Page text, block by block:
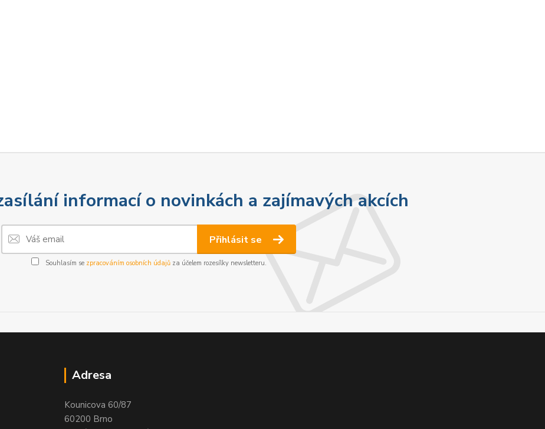
informací o novinkách a zajímavých akcích
Přihlásit se
Souhlasím se zpracováním osobních údajůza účelem rozesílky newsletteru.
Adresa
Kounicova 60/87
60200 Brno